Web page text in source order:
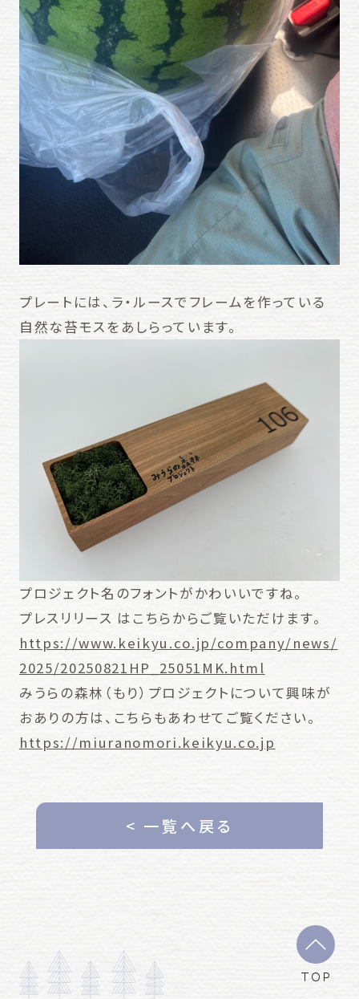
プレートには、ラ・ルースでフレームを作っている
自然な苔モスをあしらっています。
プロジェクト名のフォントがかわいいですね。
プレスリリース はこちらからご覧いただけます。
https://www.keikyu.co.jp/company/news/
2025/20250821HP_25051MK.html
みうらの森林（もり）プロジェクトについて興味が
おありの方は、こちらもあわせてご覧ください。
https://miuranomori.keikyu.co.jp
< 一覧へ戻る
TOP